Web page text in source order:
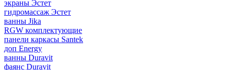
экраны Эстет
гидромассаж Эстет
ванны Jika
RGW комплектующие
панели каркасы Santek
доп Energy
ванны Duravit
фаянс Duravit